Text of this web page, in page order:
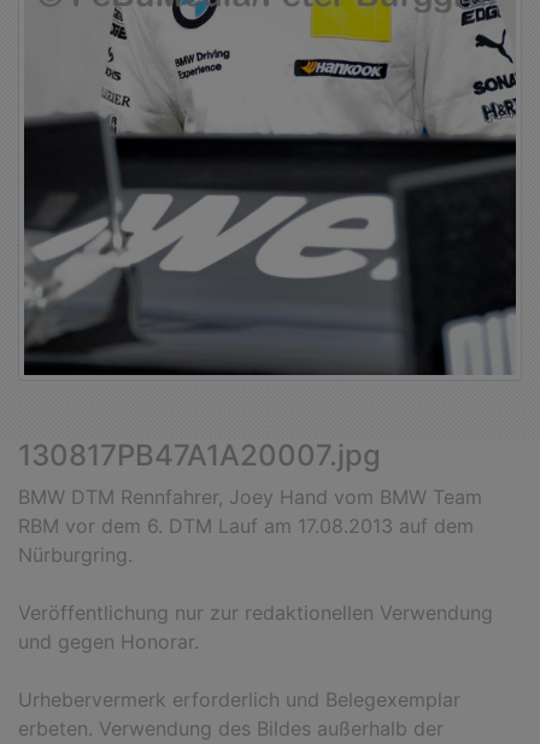
130817PB47A1A20007.jpg
BMW DTM Rennfahrer, Joey Hand vom BMW Team
RBM vor dem 6. DTM Lauf am 17.08.2013 auf dem
Nürburgring.
Veröffentlichung nur zur redaktionellen Verwendung
und gegen Honorar.
Urhebervermerk erforderlich und Belegexemplar
erbeten. Verwendung des Bildes außerhalb der